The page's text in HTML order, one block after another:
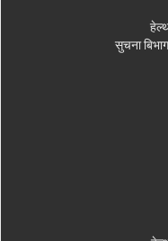
सुचना